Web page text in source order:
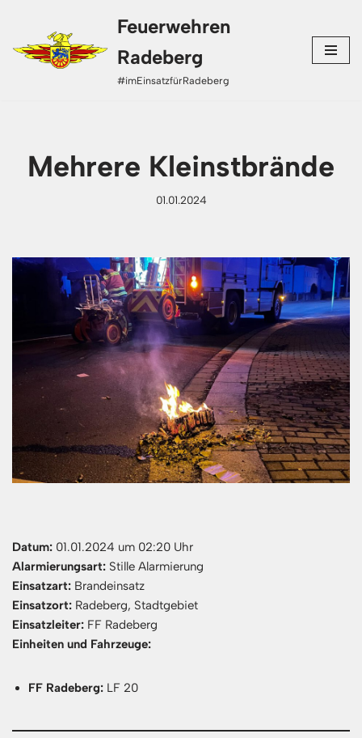
Zum
Inhalt
Feuerwehren
Radeberg
#imEinsatzfürRadeberg
Mehrere Kleinstbrände
01.01.2024
Datum: 01.01.2024 um 02:20 Uhr
Alarmierungsart: Stille Alarmierung
Einsatzart: Brandeinsatz
Einsatzort: Radeberg, Stadtgebiet
Einsatzleiter: FF Radeberg
Einheiten und Fahrzeuge:
FF Radeberg: LF 20